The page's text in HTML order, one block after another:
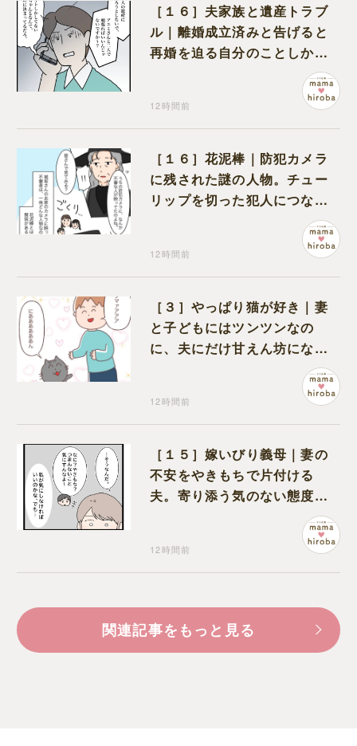
［１６］夫家族と遺産トラブ
ル｜離婚成立済みと告げると
再婚を迫る自分のことしか考
12時間前
［１６］花泥棒｜防犯カメラ
に残された謎の人物。チュー
リップを切った犯人につなが
る証拠になるのか期待する
12時間前
［３］やっぱり猫が好き｜妻
と子どもにはツンツンなの
に、夫にだけ甘えん坊になる
12時間前
［１５］嫁いびり義母｜妻の
不安をやきもちで片付ける
夫。寄り添う気のない態度に
12時間前
関連記事をもっと見る